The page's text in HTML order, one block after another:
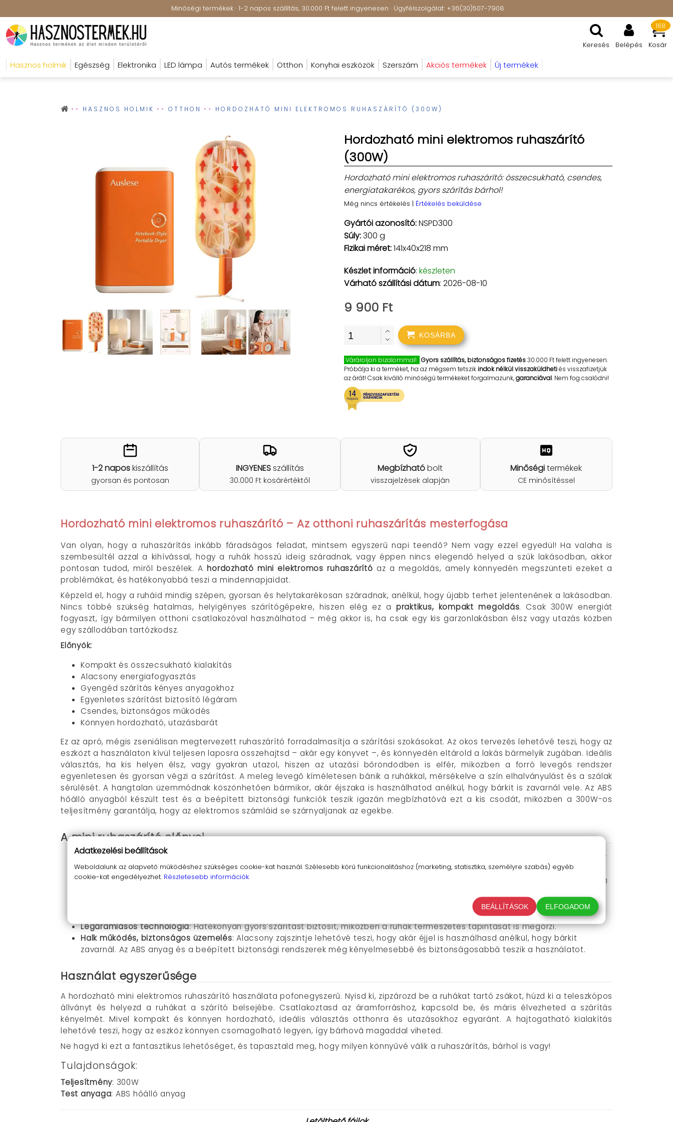
Minőségi termékek · 1-2 napos szállítás, 30.000 Ft felett ingyenesen · Ügyfélszolgálat: +36(30)507-7908
Keresés Belépés Kosár
168
Hasznos holmik Egészség Elektronika LED lámpa Autós termékek Otthon Konyhai eszközök Szerszám Akciós termékek Új termékek
HASZNOS HOLMIK OTTHON HORDOZHATÓ MINI ELEKTROMOS RUHASZÁRÍTÓ (300W)
Hordozható mini elektromos ruhaszárító
(300W)
Hordozható mini elektromos ruhaszárító: összecsukható, csendes,
energiatakarékos, gyors szárítás bárhol!
Még nincs értékelés | Értékelés beküldése
Gyártói azonosító:NSPD300
Súly:300 g
Fizikai méret:141x40x218 mm
Készlet információ: készleten
Várható szállítási dátum: 2026-08-10
9 900 Ft
KOSÁRBA
Várároljon bizalommal! Gyors szállítás, biztonságos fizetés30.000 Ft felett ingyenesen.
Próbálja ki a terméket, ha az mégsem tetszikindok nélkül visszaküldhetiés visszafizetjük
az árát! Csak kiválló minőségű termékeket forgalmazunk,garanciával. Nem fog csalódni!
1-2 naposkiszállítás
gyorsan és pontosan
INGYENESszállítás
30.000 Ft kosárértéktől
Megbízhatóbolt
visszajelzések alapján
Minőségitermékek
CE minősítéssel
Hordozható mini elektromos ruhaszárító – Az otthoni ruhaszárítás mesterfogása
Van olyan, hogy a ruhaszárítás inkább fáradságos feladat, mintsem egyszerű napi teendő? Nem vagy ezzel egyedül! Ha valaha is
szembesültél azzal a kihívással, hogy a ruhák hosszú ideig száradnak, vagy éppen nincs elegendő helyed a szűk lakásodban, akkor
pontosan tudod, miről beszélek. A hordozható mini elektromos ruhaszárító az a megoldás, amely könnyedén megszünteti ezeket a
problémákat, és hatékonyabbá teszi a mindennapjaidat.
Képzeld el, hogy a ruháid mindig szépen, gyorsan és helytakarékosan száradnak, anélkül, hogy újabb terhet jelentenének a lakásodban.
Nincs többé szükség hatalmas, helyigényes szárítógépekre, hiszen elég ez a praktikus, kompakt megoldás. Csak 300W energiát
fogyaszt, így bármilyen otthoni csatlakozóval használhatod – még akkor is, ha csak egy kis garzonlakásban élsz vagy utazás közben
egy szállodában tartózkodsz.
Előnyök:
Kompakt és összecsukható kialakítás
Alacsony energiafogyasztás
Gyengéd szárítás kényes anyagokhoz
Egyenletes szárítást biztosító légáram
Csendes, biztonságos működés
Könnyen hordozható, utazásbarát
Ez az apró, mégis zseniálisan megtervezett ruhaszárító forradalmasítja a szárítási szokásokat. Az okos tervezés lehetővé teszi, hogy az
eszközt a használaton kívül teljesen laposra összehajtsd – akár egy könyvet –, és könnyedén eltárold a lakás bármelyik zugában. Ideális
választás, ha kis helyen élsz, vagy gyakran utazol, hiszen az utazási bőröndödben is elfér, miközben a forró levegős rendszer
egyenletesen és gyorsan végzi a szárítást. A meleg levegő kíméletesen bánik a ruhákkal, mérsékelve a szín elhalványulást és a szálak
sérülését. A hangtalan üzemmódnak köszönhetően bármikor, akár éjszaka is használhatod anélkül, hogy bárkit is zavarnál vele. Az ABS
hőálló anyagból készült test és a beépített biztonsági funkciók teszik igazán megbízhatóvá ezt a kis csodát, miközben a 300W-os
teljesítmény garantálja, hogy az elektromos számláid se szárnyaljanak az egekbe.
A mini ruhaszárító előnyei
: A hordozhatóan tervezett ruhaszárító könnyen elfér bárhol, legyen az kis lakás, kollégiumi szoba vagy akár
egy szállodai szoba. Utazáshoz is ideális, mivel minimális helyet foglal.
Alacsony energiaigény: Mindössze 300W teljesítménnyel működik, ami azt jelenti, hogy az elektromos számláid nem szenvednek a
: A puha levegős rendszer védi a kényes textíliákat – legyen az babaruha, fehérnemű vagy harisnya. Megőrzi
Légáramlásos technológia: Hatékonyan gyors szárítást biztosít, miközben a ruhák természetes tapintását is megőrzi.
Halk működés, biztonságos üzemelés: Alacsony zajszintje lehetővé teszi, hogy akár éjjel is használhasd anélkül, hogy bárkit
zavarnál. Az ABS anyag és a beépített biztonsági rendszerek még kényelmesebbé és biztonságosabbá teszik a használatot.
Használat egyszerűsége
A hordozható mini elektromos ruhaszárító használata pofonegyszerű. Nyisd ki, zipzározd be a ruhákat tartó zsákot, húzd ki a teleszkópos
állványt és helyezd a ruhákat a szárító belsejébe. Csatlakoztasd az áramforráshoz, kapcsold be, és máris élvezheted a szárítás
kényelmét. Mivel kompakt és könnyen hordozható, ideális választás otthonra és utazásokhoz egyaránt. A hajtogatható kialakítás
lehetővé teszi, hogy az eszköz könnyen csomagolható legyen, így bárhová magaddal viheted.
Ne hagyd ki ezt a fantasztikus lehetőséget, és tapasztald meg, hogy milyen könnyűvé válik a ruhaszárítás, bárhol is vagy!
Tulajdonságok:
Teljesítmény: 300W
Test anyaga: ABS hőálló anyag
Adatkezelési beállítások
Weboldalunk az alapvető működéshez szükséges cookie-kat használ. Szélesebb körű funkcionalitáshoz (marketing, statisztika, személyre szabás) egyéb
cookie-kat engedélyezhet. Részletesebb információk.
BEÁLLÍTÁSOK ELFOGADOM